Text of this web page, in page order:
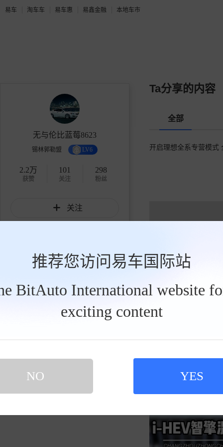
易车 淘车车 易车惠 易鑫金融 本地车市
推荐您访问易车国际站
BitAuto International website
exciting content
NO YES
无与伦比蓝莓8623
锡林郭勒盟 LV6
2.2万
获赞
101
关注
298
粉丝
关注
Ta分享的内容
全部
开启理想全系专营模式
无与伦比蓝莓8623